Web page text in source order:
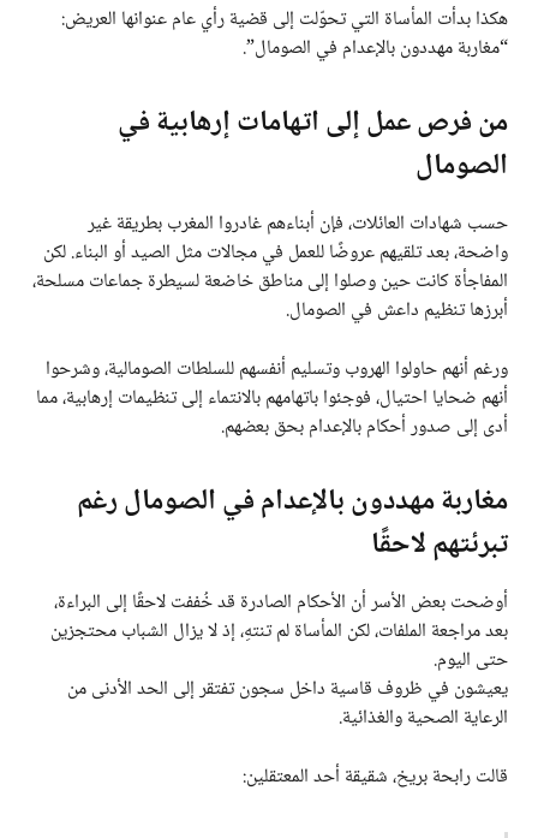
هكذا بدأت المأساة التي تحوّلت إلى قضية رأي عام عنوانها العريض:
“مغاربة مهددون بالإعدام في الصومال”.
من فرص عمل إلى اتهامات إرهابية في
الصومال
حسب شهادات العائلات، فإن أبناءهم غادروا المغرب بطريقة غير
واضحة، بعد تلقيهم عروضًا للعمل في مجالات مثل الصيد أو البناء. لكن
المفاجأة كانت حين وصلوا إلى مناطق خاضعة لسيطرة جماعات مسلحة،
أبرزها تنظيم داعش في الصومال.
ورغم أنهم حاولوا الهروب وتسليم أنفسهم للسلطات الصومالية، وشرحوا
أنهم ضحايا احتيال، فوجئوا باتهامهم بالانتماء إلى تنظيمات إرهابية، مما
أدى إلى صدور أحكام بالإعدام بحق بعضهم.
مغاربة مهددون بالإعدام في الصومال رغم
تبرئتهم لاحقًا
أوضحت بعض الأسر أن الأحكام الصادرة قد خُففت لاحقًا إلى البراءة،
بعد مراجعة الملفات، لكن المأساة لم تنتهِ، إذ لا يزال الشباب محتجزين
حتى اليوم.
يعيشون في ظروف قاسية داخل سجون تفتقر إلى الحد الأدنى من
الرعاية الصحية والغذائية.
قالت رابحة بريخ، شقيقة أحد المعتقلين: